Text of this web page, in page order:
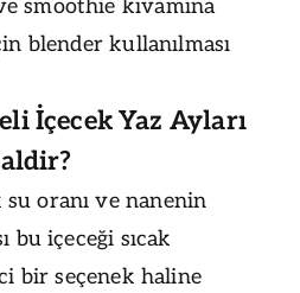
smoothie kıvamına
blender kullanılması
İçecek Yaz Ayları
oranı ve nanenin
bu içeceği sıcak
bir seçenek haline